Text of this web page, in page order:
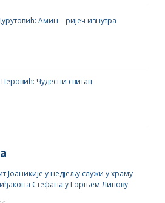
Амин – ријеч изнутра
Перовић: Чудесни свитац
Јоаникије у недјељу служи у храму
Стефана у Горњем Липову